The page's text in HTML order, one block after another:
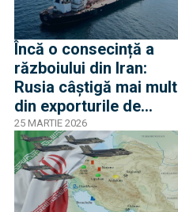
Încă o consecință a
războiului din Iran:
Rusia câștigă mai mult
din exporturile de
petrol și gaze
25 MARTIE 2026